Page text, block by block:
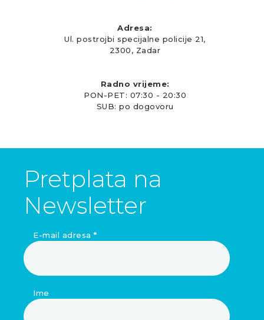
Adresa:
Ul. postrojbi specijalne policije 21,
2300, Zadar
Radno vrijeme:
PON-PET: 07:30 - 20:30
SUB: po dogovoru
Pretplata na
Newsletter
E-mail adresa *
Ime